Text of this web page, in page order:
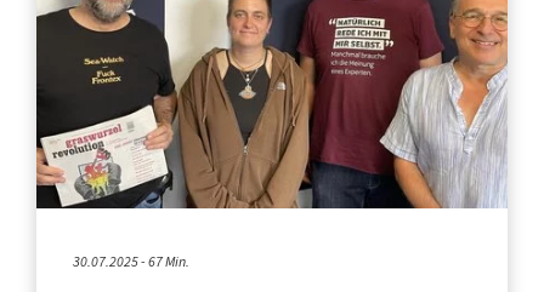
30.07.2025 - 67 Min.